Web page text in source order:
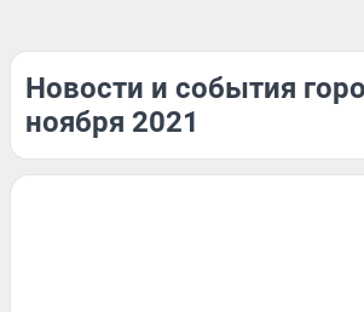
Новости и события
ноября 2021